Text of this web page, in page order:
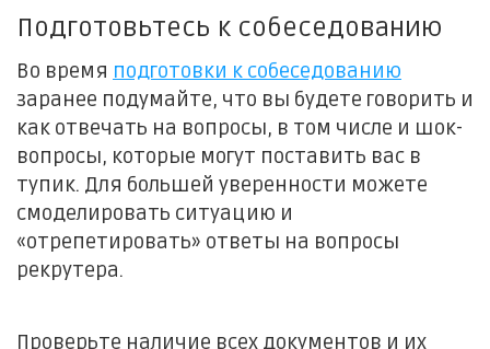
Подготовьтесь к собеседованию
Во время подготовки к собеседованию
заранее подумайте, что вы будете говорить и
как отвечать на вопросы, в том числе и шок-
вопросы, которые могут поставить вас в
тупик. Для большей уверенности можете
смоделировать ситуацию и
«отрепетировать» ответы на вопросы
рекрутера.
Проверьте наличие всех документов и их